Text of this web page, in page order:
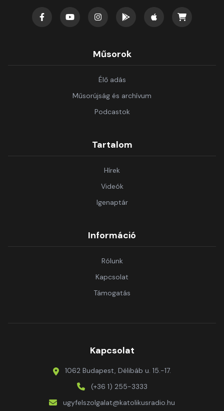
Műsorok
Élő adás
Műsorújság és archívum
Podcastok
Tartalom
Hírek
Videók
Igenaptár
Információ
Rólunk
Kapcsolat
Támogatás
Kapcsolat
1062 Budapest, Délibáb u. 15.-17.
(+36 1) 255-3333
ugyfelszolgalat@katolikusradio.hu